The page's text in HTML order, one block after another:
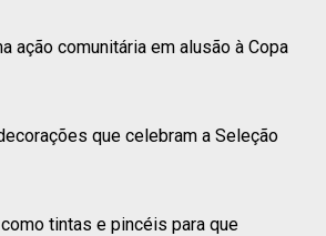
ação comunitária em alusão à Copa
que celebram a Seleção
tintas e pincéis para que